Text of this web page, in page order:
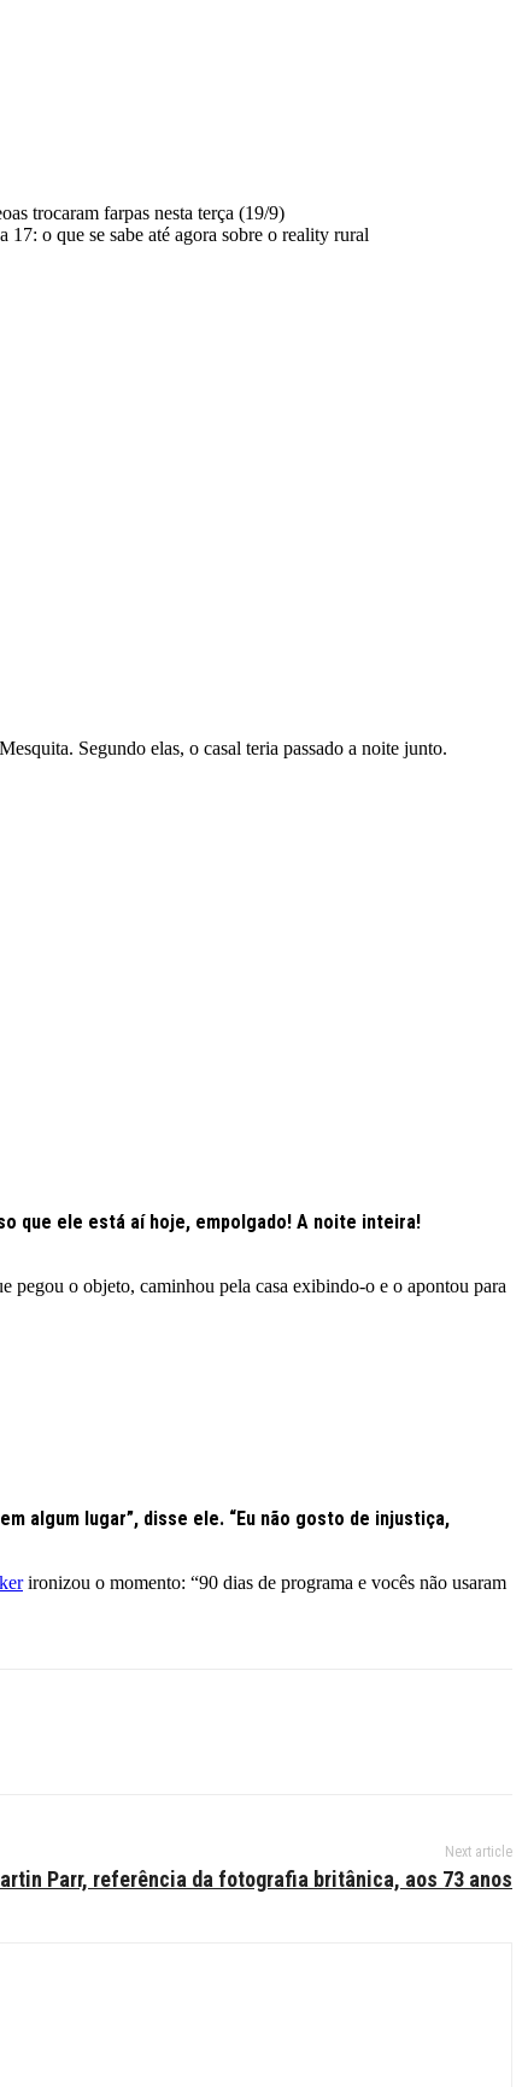
Segundo elas, o casal teria passado a noite junto.
que ele está aí hoje, empolgado! A noite inteira!
pegou o objeto, caminhou pela casa exibindo-o e o apontou para
algum lugar”, disse ele. “Eu não gosto de injustiça,
ironizou o momento: “90 dias de programa e vocês não usaram
Next article
Parr, referência da fotografia britânica, aos 73 anos